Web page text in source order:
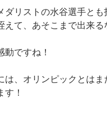
ダリストの水谷選手と
えて、あそこまで出来
動ですね！
は、オリンピックとは
す！